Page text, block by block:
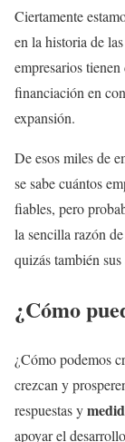
Ciertamente
en la historia de
empresarios
financiación en
expansión.
De esos miles de
se sabe cuántos
fiables, pero
la sencilla razón
quizás también
¿Cómo
¿Cómo podemos
crezcan y
respuestas y
apoyar el